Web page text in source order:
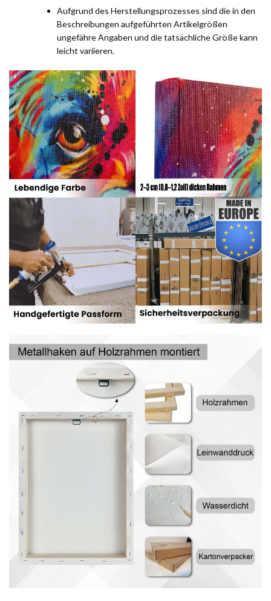
Aufgrund des Herstellungsprozesses sind die in den
Beschreibungen aufgeführten Artikelgrößen
ungefähre Angaben und die tatsächliche Größe kann
leicht variieren.